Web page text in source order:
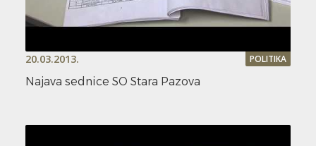
20.03.2013. POLITIKA
Najava sednice SO Stara Pazova